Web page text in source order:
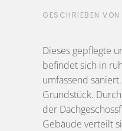
GESCHRIEBEN VON
Dieses gepflegte
befindet sich in
umfassend
Grundstück.
der
Gebäude verteilt